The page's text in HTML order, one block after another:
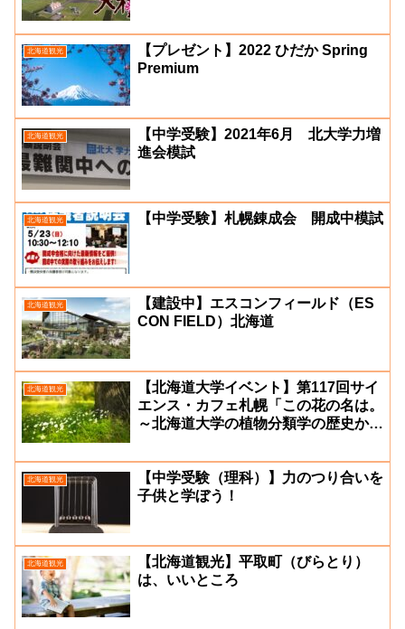
北海道観光
【プレゼント】2022 ひだか Spring
Premium
北海道観光
【中学受験】2021年6月 北大学力増
進会模試
北海道観光 【中学受験】札幌錬成会 開成中模試
北海道観光
【建設中】エスコンフィールド（ES
CON FIELD）北海道
北海道観光
【北海道大学イベント】第117回サイ
エンス・カフェ札幌「この花の名は。
～北海道大学の植物分類学の歴史か
北海道観光
【中学受験（理科）】力のつり合いを
子供と学ぼう！
北海道観光
【北海道観光】平取町（びらとり）
は、いいところ